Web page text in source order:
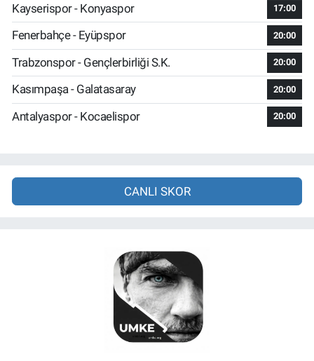
Kayserispor - Konyaspor
17:00
Fenerbahçe - Eyüpspor 20:00
Trabzonspor - Gençlerbirliği S.K. 20:00
Kasımpaşa - Galatasaray 20:00
Antalyaspor - Kocaelispor 20:00
CANLI SKOR